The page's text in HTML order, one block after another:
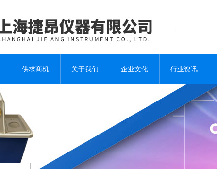
供求商机 关于我们 企业文化 行业资讯